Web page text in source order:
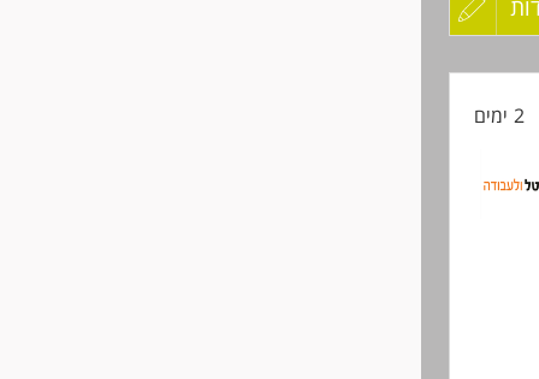
עדכון
2 ימים